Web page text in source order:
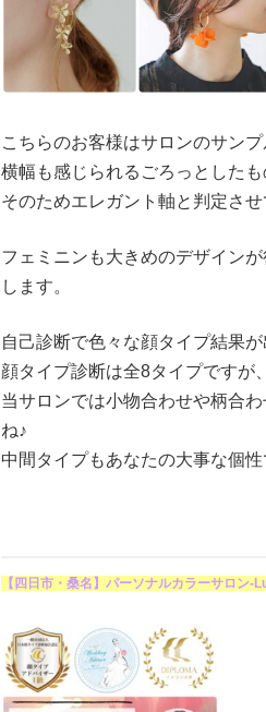
こちらのお客様はサロンのサン
横幅も感じられるごろっとしたも
そのためエレガント軸と判定さ
フェミニンも大きめのデザイン
します。
自己診断で色々な顔タイプ結果
顔タイプ診断は全8タイプですが
当サロンでは小物合わせや柄合
ね♪
中間タイプもあなたの大事な個
【四日市・桑名】パーソナルカラーサロン-